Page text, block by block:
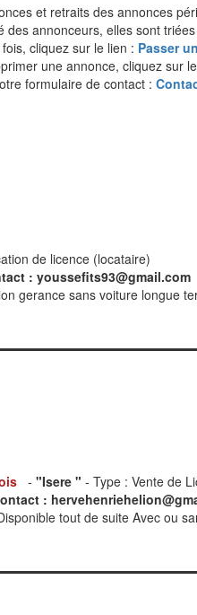
et retraits des annonces
annonceurs, elles sont
cliquez sur le lien : Passer
une annonce, cliquez sur
formulaire de contact :
de licence (locataire)
: youssefits93@gmail.com
gerance sans voiture longue
- "Isere " - Type : Vente de
:
tout de suite Avec ou